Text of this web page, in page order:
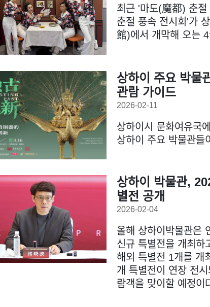
최근 '마도(魔都) 춘절
춘절 풍속 전시회'가
館)에서 개막해 오는
상하이 주요 박물
관람 가이드
2026-02-11
상하이시 문화여유국
상하이 주요 박물관들
상하이 박물관,
별전 공개
2026-02-04
올해 상하이박물관은
신규 특별전을 개최하
해외 특별전 1개를 개
개 특별전이 연장 전
람객을 맞이할 예정이